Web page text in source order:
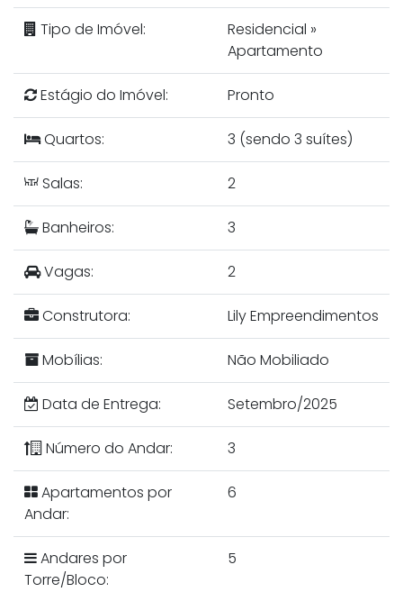
Tipo de Imóvel: Residencial »
Apartamento
Estágio do Imóvel: Pronto
Quartos: 3 (sendo 3 suítes)
Salas: 2
Banheiros: 3
Vagas: 2
Construtora: Lily Empreendimentos
Mobílias: Não Mobiliado
Data de Entrega: Setembro/2025
Número do Andar: 3
Apartamentos por
Andar:
6
Andares por
Torre/Bloco:
5